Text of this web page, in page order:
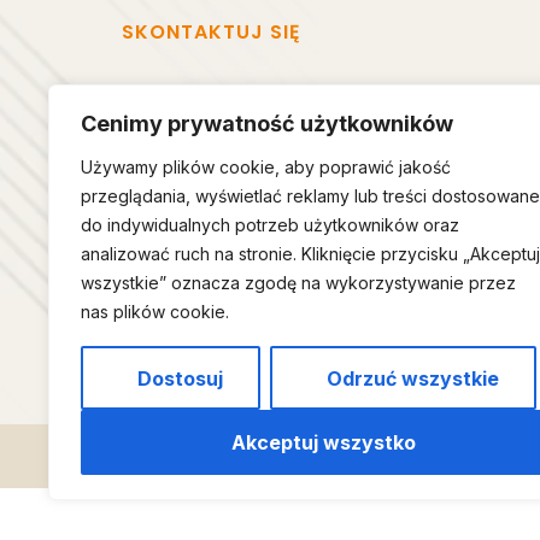
Cenimy prywatność użytkowników
Używamy plików cookie, aby poprawić jakość
przeglądania, wyświetlać reklamy lub treści dostosowane
do indywidualnych potrzeb użytkowników oraz
analizować ruch na stronie. Kliknięcie przycisku „Akceptuj
wszystkie” oznacza zgodę na wykorzystywanie przez
nas plików cookie.
Dostosuj Odrzuć wszystkie
Akceptuj wszystko
Szymon Cholewka
ul. Starodworska 19,
34-322 Gilowice
NIP: 5532456602
Strona
O mnie
SKONTAKTUJ SIĘ
Copyright © by Szymon Cholewka 2026